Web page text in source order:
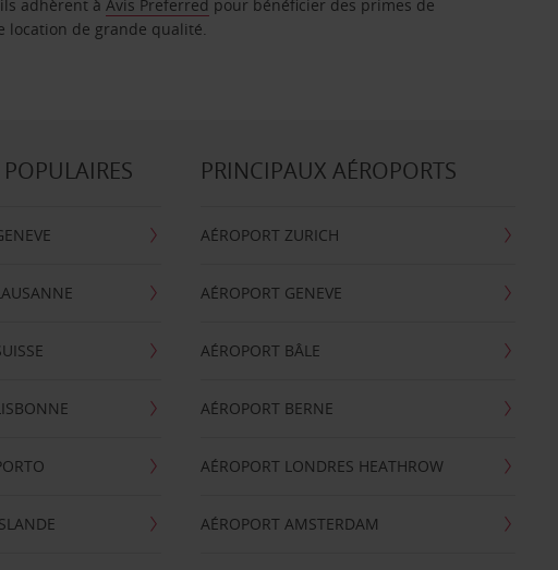
adhèrent àAvis Preferred pour bénéficier des primes de
location de grande qualité.
PRINCIPAUX AÉROPORTS
AÉROPORT ZURICH
AÉROPORT GENEVE
AÉROPORT BÂLE
AÉROPORT BERNE
AÉROPORT LONDRES HEATHROW
AÉROPORT AMSTERDAM